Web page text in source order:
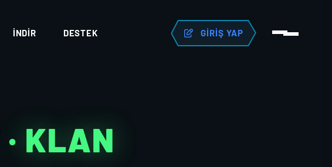
İNDIR DESTEK GIRIŞ YAP
· KLAN